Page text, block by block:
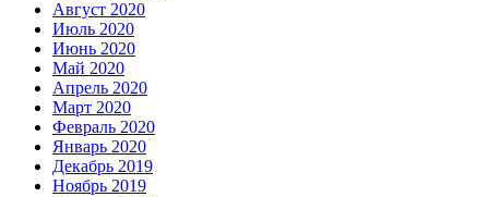
Август 2020
Июль 2020
Июнь 2020
Май 2020
Апрель 2020
Март 2020
Февраль 2020
Январь 2020
Декабрь 2019
Ноябрь 2019